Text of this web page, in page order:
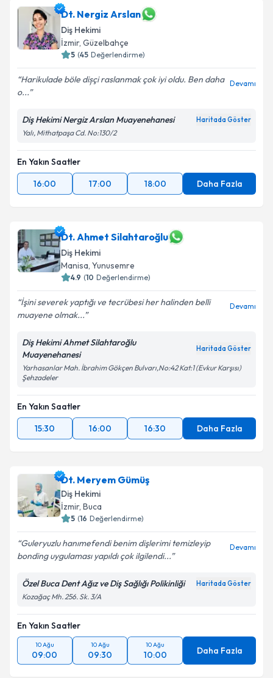
bilgilendireceğiz.
E-posta Adresiniz
kapsamda işlenmesini kabul ediyorum.
Takvim Talebini Gönder
Dt. Nergiz Arslan
Diş Hekimi
İzmir, Güzelbahçe
5 (45 Değerlendirme)
Harikulade böle dișçi raslanmak çok iyi oldu. Ben daha
o...
Devamı
Diş Hekimi Nergiz Arslan Muayenehanesi Haritada Göster
Yalı, Mithatpaşa Cd. No:130/2
En Yakın Saatler
16:00
17:00 18:00 Daha Fazla
Dt. Ahmet Silahtaroğlu
Diş Hekimi
Manisa, Yunusemre
4.9 (10 Değerlendirme)
İşini severek yaptığı ve tecrübesi her halinden belli
muayene olmak...
Devamı
Diş Hekimi Ahmet Silahtaroğlu
Muayenehanesi
Haritada Göster
Yarhasanlar Mah. İbrahim Gökçen Bulvarı,No:42 Kat:1 (Evkur Karşısı)
Şehzadeler
En Yakın Saatler
15:30
16:00 16:30 Daha Fazla
Dt. Meryem Gümüş
Diş Hekimi
İzmir, Buca
5 (16 Değerlendirme)
Guleryuzlu hanımefendi benim dişlerimi temizleyip
bonding uygulaması yapıldı çok ilgilendi...
Devamı
Özel Buca Dent Ağız ve Diş Sağlığı Polikinliği Haritada Göster
Kozağaç Mh. 256. Sk. 3/A
En Yakın Saatler
10 Ağu
09:00
10 Ağu
09:30
10 Ağu
10:00 Daha Fazla